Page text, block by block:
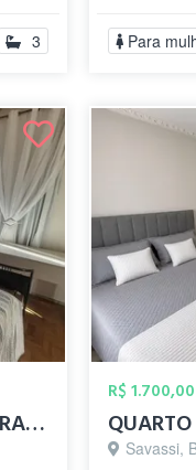
3 Para
SUÍTE FEMININA C/ VARANDA-PRAÇA DA SAVAS...
R$
Savassi,